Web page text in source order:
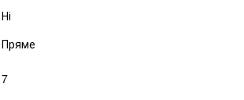
Ні
Пряме
7